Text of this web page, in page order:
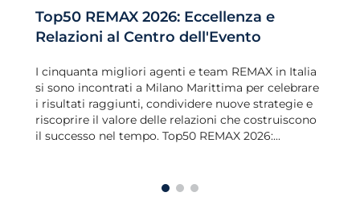
Top50 REMAX 2026: Eccellenza e
Relazioni al Centro dell'Evento
I cinquanta migliori agenti e team REMAX in Italia
si sono incontrati a Milano Marittima per celebrare
i risultati raggiunti, condividere nuove strategie e
riscoprire il valore delle relazioni che costruiscono
il successo nel tempo. Top50 REMAX 2026:...